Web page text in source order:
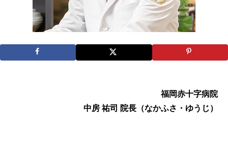
福岡赤十字病院
中房 祐司 院長（なかふさ・ゆうじ）